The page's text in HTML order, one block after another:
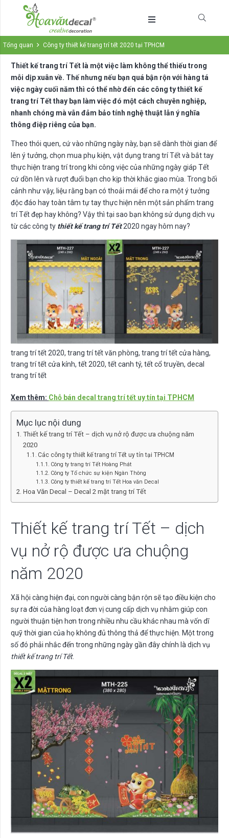
Tổng quan Công ty thiết kế trang trí tết 2020 tại TPHCM
Thiết kế trang trí Tết là một việc làm không thể thiếu trong
mỗi dịp xuân về. Thế nhưng nếu bạn quá bận rộn với hàng tá
việc ngày cuối năm thì có thể nhờ đến các công ty thiết kế
trang trí Tết thay bạn làm việc đó một cách chuyên nghiệp,
nhanh chóng mà vẫn đảm bảo tính nghệ thuật lẫn ý nghĩa
thông điệp riêng của bạn.
Theo thói quen, cứ vào những ngày này, bạn sẽ dành thời gian để
lên ý tưởng, chọn mua phụ kiện, vật dụng trang trí Tết và bắt tay
thực hiện trang trí trong khi công việc của những ngày giáp Tết
cứ dồn lên và rượt đuổi bạn cho kịp thời khắc giao mùa. Trong bối
cảnh như vậy, liệu rằng bạn có thoải mái để cho ra một ý tưởng
độc đáo hay toàn tâm tự tay thực hiện nên một sản phẩm trang
trí Tết đẹp hay không? Vậy thì tại sao bạn không sử dụng dịch vụ
từ các công ty thiết kế trang trí Tết2020 ngay hôm nay?
trang trí tết 2020, trang trí tết văn phòng, trang trí tết cửa hàng,
trang trí tết cửa kính, tết 2020, tết canh tý, tết cổ truyền, decal
trang trí tết
Xem thêm: Chỗ bán decal trang trí tết uy tín tại TPHCM
Mục lục nội dung
Thiết kế trang trí Tết – dịch vụ nở rộ được ưa chuộng năm
2020
Các công ty thiết kế trang trí Tết uy tín tại TPHCM
Công ty trang trí Tết Hoàng Phát
Công ty Tổ chức sự kiện Ngàn Thông
Công ty thiết kế trang trí Tết Hoa văn Decal
Hoa Văn Decal – Decal 2 mặt trang trí Tết
Thiết kế trang trí Tết – dịch
vụ nở rộ được ưa chuộng
năm 2020
Xã hội càng hiện đại, con người càng bận rộn sẽ tạo điều kiện cho
sự ra đời của hàng loạt đơn vị cung cấp dịch vụ nhằm giúp con
người thuận tiện hơn trong nhiều nhu cầu khác nhau mà vốn dĩ
quỹ thời gian của họ không đủ thông thả để thực hiện. Một trong
số đó phải nhắc đến trong những ngày gần đây chính là dịch vụ
thiết kế trang trí Tết.